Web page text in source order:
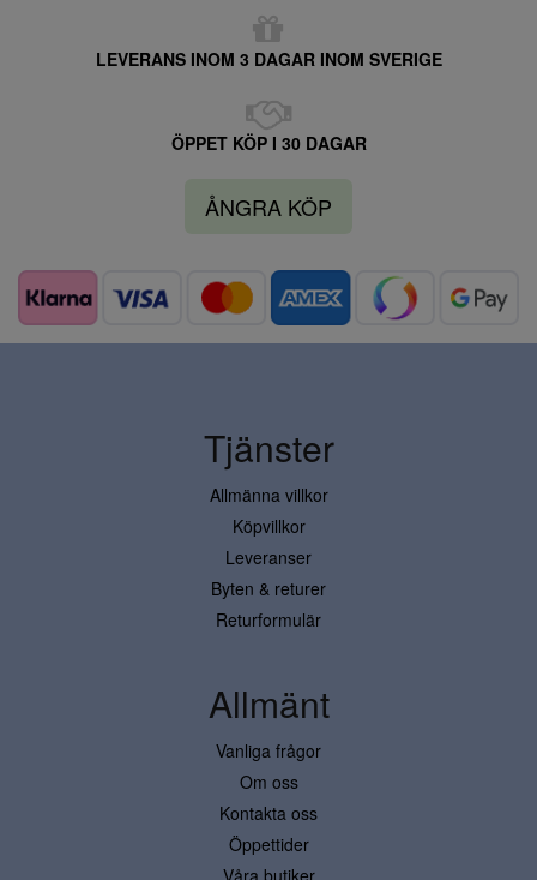
LEVERANS INOM 3 DAGAR INOM SVERIGE
ÖPPET KÖP I 30 DAGAR
ÅNGRA KÖP
Tjänster
Allmänna villkor
Köpvillkor
Leveranser
Byten & returer
Returformulär
Allmänt
Vanliga frågor
Om oss
Kontakta oss
Öppettider
Våra butiker